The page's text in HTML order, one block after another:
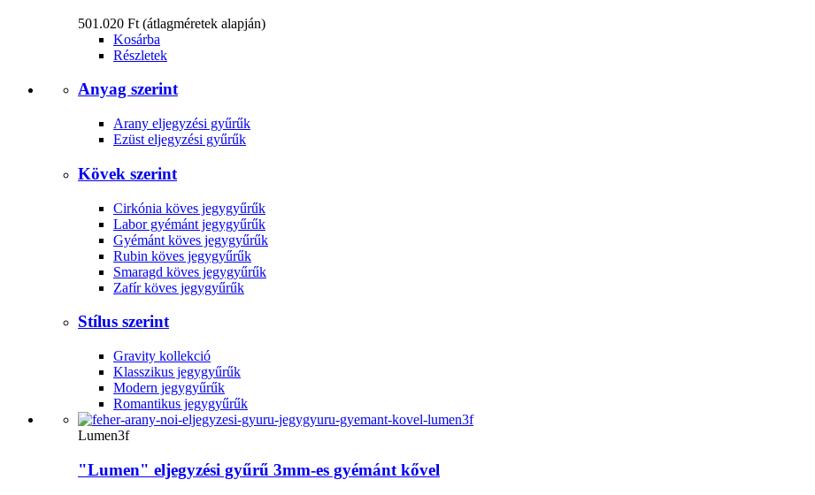
501.020 Ft (átlagméretek alapján)
Kosárba
Részletek
Anyag szerint
Arany eljegyzési gyűrűk
Ezüst eljegyzési gyűrűk
Kövek szerint
Cirkónia köves jegygyűrűk
Labor gyémánt jegygyűrűk
Gyémánt köves jegygyűrűk
Rubin köves jegygyűrűk
Smaragd köves jegygyűrűk
Zafír köves jegygyűrűk
Stílus szerint
Gravity kollekció
Klasszikus jegygyűrűk
Modern jegygyűrűk
Romantikus jegygyűrűk
Lumen3f
"Lumen" eljegyzési gyűrű 3mm-es gyémánt kővel